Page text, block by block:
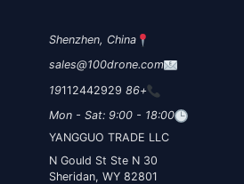
Shenzhen, China
sales@100drone.com
+86 19
112442929
Mon - Sat: 9:00 - 18:00
YANGGUO TRADE LLC
30 N Gould St Ste N
Sheridan, WY 82801